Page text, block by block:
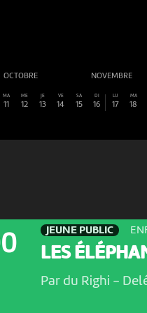
OCTOBRE NOVEMBRE
MA
11
ME
12
JE
13
VE
14
SA
15
DI
16
LU
17
MA
18
JEUNE PUBLIC
LES
Par du Righi -